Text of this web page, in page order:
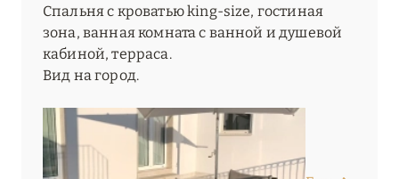
Спальня с кроватью king-size, гостиная
зона, ванная комната с ванной и душевой
кабиной, терраса.
Вид на город.